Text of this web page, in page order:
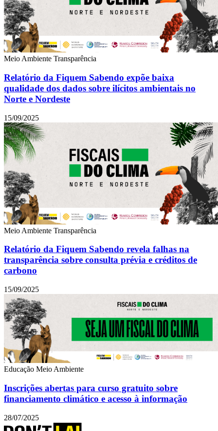
Meio Ambiente Transparência
Relatório da Fiquem Sabendo expõe baixa
qualidade dos dados sobre ilícitos ambientais no
Norte e Nordeste
15/09/2025
Meio Ambiente Transparência
Relatório da Fiquem Sabendo revela falhas na
transparência sobre consulta prévia e créditos de
carbono
15/09/2025
Educação Meio Ambiente
Inscrições abertas para curso gratuito sobre
financiamento climático e acesso à informação
28/07/2025